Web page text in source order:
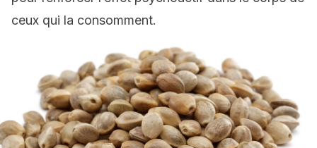
ceux qui la consomment.